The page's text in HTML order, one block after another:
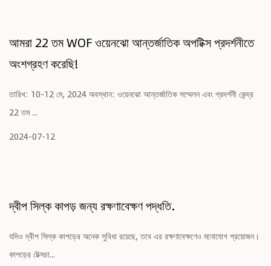
আমরা 22 তম WOF ওয়েনঝো আন্তর্জাতিক অপটিক্স প্রদর্শনীতে
অংশগ্রহণ করেছি!
তারিখ: 10-12 মে, 2024 অবস্থান: ওয়েনঝো আন্তর্জাতিক সম্মেলন এবং প্রদর্শনী কেন্দ্র
22 তম ...
2024-07-12
দ্বীপ সিল্ক কাপড় জন্য রক্ষণাবেক্ষণ পদ্ধতি.
যদিও দ্বীপ সিল্ক কাপড়ের অনেক সুবিধা রয়েছে, তবে এর রক্ষণাবেক্ষণেও মনোযোগ প্রয়োজন।
কাপড়ের টেক্সচা...